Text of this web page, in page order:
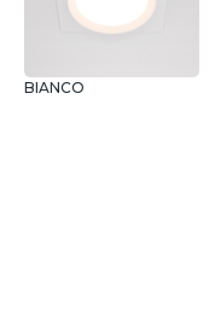
BIANCO